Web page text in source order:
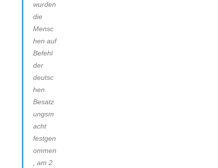
wurden
die
Mensc
hen auf
Befehl
der
deutsc
hen
Besatz
ungsm
acht
festgen
ommen
, am 2.